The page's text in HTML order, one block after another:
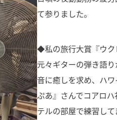
て参りました。
◆私の旅行大賞『ウク
元々ギターの弾き語
音に癒しを求め、ハ
ぷあ』さんでコアロ
テルの部屋で練習し